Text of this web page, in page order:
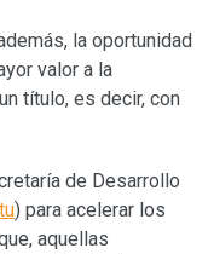
la oportunidad
valor a la
título, es decir, con
de Desarrollo
) para acelerar los
aquellas